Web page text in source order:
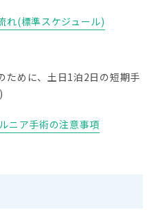
れ(標準スケジュール)
ために、土日1泊2日の短期手
ニア手術の注意事項